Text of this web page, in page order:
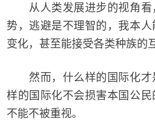
从人类发展进步的视角看
势，逃避是不理智的，我本
变化，甚至能接受各类种族的
然而，什么样的国际化才
样的国际化不会损害本国公
不能不被重视。